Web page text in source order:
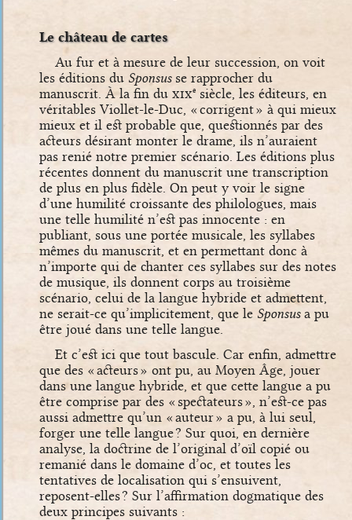
Le château de cartes
Au fur et à mesure de leur succession, on voit
les éditions du Sponsusse rapprocher du
manuscrit. À la fin du xixe siècle, les éditeurs, en
véritables Viollet-le-Duc, « corrigent » à qui mieux
mieux et il est probable que, questionnés par des
acteurs désirant monter le drame, ils n’auraient
pas renié notre premier scénario. Les éditions plus
récentes donnent du manuscrit une transcription
de plus en plus fidèle. On peut y voir le signe
d’une humilité croissante des philologues, mais
une telle humilité n’est pas innocente : en
publiant, sous une portée musicale, les syllabes
mêmes du manuscrit, et en permettant donc à
n’importe qui de chanter ces syllabes sur des notes
de musique, ils donnent corps au troisième
scénario, celui de la langue hybride et admettent,
ne serait-ce qu’implicitement, que le Sponsusa pu
être joué dans une telle langue.
Et c’est ici que tout bascule. Car enfin, admettre
que des « acteurs » ont pu, au Moyen Âge, jouer
dans une langue hybride, et que cette langue a pu
être comprise par des « spectateurs », n’est-ce pas
aussi admettre qu’un « auteur » a pu, à lui seul,
forger une telle langue ? Sur quoi, en dernière
analyse, la doctrine de l’original d’oïl copié ou
remanié dans le domaine d’oc, et toutes les
tentatives de localisation qui s’ensuivent,
reposent-elles ? Sur l’affirmation dogmatique des
deux principes suivants :